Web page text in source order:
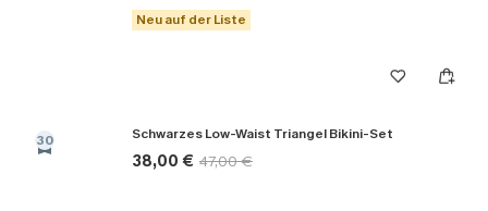
Neu auf der Liste
30 Schwarzes Low-Waist Triangel Bikini-Set
38,00 € 47,00 €